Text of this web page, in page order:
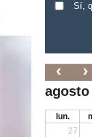
Sí,
agosto
lun.
27